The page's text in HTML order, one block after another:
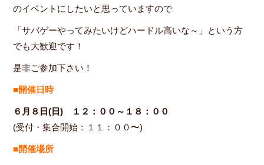
のイベントにしたいと思っていますので
「サバゲーやってみたいけどハードル高いな～」という方
でも大歓迎です！
是非ご参加下さい！
■開催日時
６月８日(日) １２：００～１８：００
(受付・集合開始：１１：００〜)
■開催場所